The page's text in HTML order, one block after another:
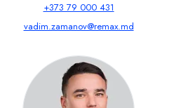
+373 79 000 431
vadim.zamanov@remax.md